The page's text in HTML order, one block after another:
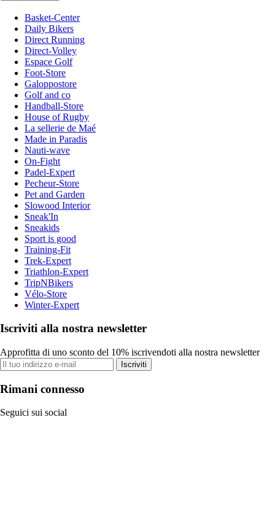
Basket-Center
Daily Bikers
Direct Running
Direct-Volley
Espace Golf
Foot-Store
Galoppostore
Golf and co
Handball-Store
House of Rugby
La sellerie de Maé
Made in Paradis
Nauti-wave
On-Fight
Padel-Expert
Pecheur-Store
Pet and Garden
Slowood Interior
Sneak'In
Sneakids
Sport is good
Training-Fit
Trek-Expert
Triathlon-Expert
TripNBikers
Vélo-Store
Winter-Expert
Iscriviti alla nostra newsletter
Approfitta di uno sconto del 10% iscrivendoti alla nostra newsletter
Iscriviti
Rimani connesso
Seguici sui social